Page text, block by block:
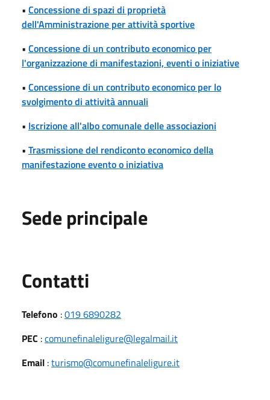
• Concessione di spazi di proprietà
dell'Amministrazione per attività sportive
• Concessione di un contributo economico per
l'organizzazione di manifestazioni, eventi o iniziative
• Concessione di un contributo economico per lo
svolgimento di attività annuali
• Iscrizione all'albo comunale delle associazioni
• Trasmissione del rendiconto economico della
manifestazione evento o iniziativa
Sede principale
Contatti
Telefono :019 6890282
PEC :comunefinaleligure@legalmail.it
Email :turismo@comunefinaleligure.it